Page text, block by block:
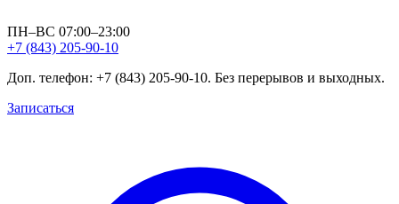
ПН–ВС 07:00–23:00
+7 (843) 205-90-10
Доп. телефон: +7 (843) 205-90-10. Без перерывов и выходных.
Записаться